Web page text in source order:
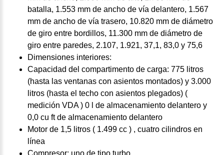
batalla, 1.553 mm de ancho de vía delantero, 1.567
mm de ancho de vía trasero, 10.820 mm de diámetro
de giro entre bordillos, 11.300 mm de diámetro de
giro entre paredes, 2.107, 1.921, 37,1, 83,0 y 75,6
Dimensiones interiores:
Capacidad del compartimento de carga: 775 litros
(hasta las ventanas con asientos montados) y 3.000
litros (hasta el techo con asientos plegados) (
medición VDA ) 0 l de almacenamiento delantero y
0,0 cu ft de almacenamiento delantero
Motor de 1,5 litros ( 1.499 cc ) , cuatro cilindros en
línea
Compresor: uno de tipo turbo